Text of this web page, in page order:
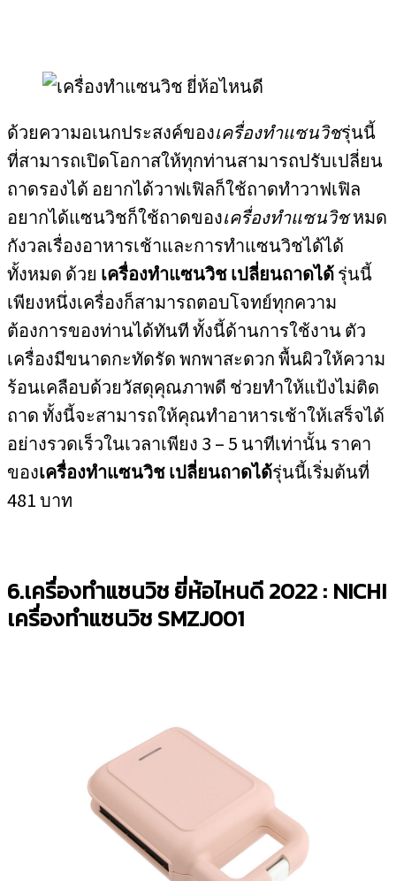
ด้วยความอเนกประสงค์ของเครื่องทำแซนวิชรุ่นนี้
ที่สามารถเปิดโอกาสให้ทุกท่านสามารถปรับเปลี่ยน
ถาดรองได้ อยากได้วาฟเฟิลก็ใช้ถาดทำวาฟเฟิล
อยากได้แซนวิชก็ใช้ถาดของเครื่องทำแซนวิชหมด
กังวลเรื่องอาหารเช้าและการทำแซนวิชได้ได้
ทั้งหมด ด้วย เครื่องทำแซนวิช เปลี่ยนถาดได้รุ่นนี้
เพียงหนึ่งเครื่องก็สามารถตอบโจทย์ทุกความ
ต้องการของท่านได้ทันที ทั้งนี้ด้านการใช้งาน ตัว
เครื่องมีขนาดกะทัดรัด พกพาสะดวก พื้นผิวให้ความ
ร้อนเคลือบด้วยวัสดุคุณภาพดี ช่วยทำให้แป้งไม่ติด
ถาด ทั้งนี้จะสามารถให้คุณทำอาหารเช้าให้เสร็จได้
อย่างรวดเร็วในเวลาเพียง 3 – 5 นาทีเท่านั้น ราคา
ของเครื่องทำแซนวิช เปลี่ยนถาดได้รุ่นนี้เริ่มต้นที่
481 บาท
6.เครื่องทำแซนวิช ยี่ห้อไหนดี 2022 : NICHI
เครื่องทำแซนวิชSMZJ001